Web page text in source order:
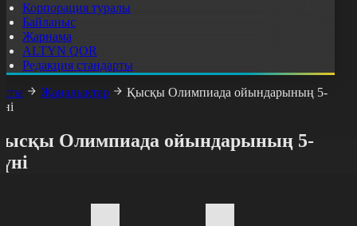
Корпорация туралы
Байланыс
Жарнама
ALTYN QOR
Редакция стандарты
Жаңалықтар
Қысқы Олимпиада ойындарының 5-
Олимпиада ойындарының 5-